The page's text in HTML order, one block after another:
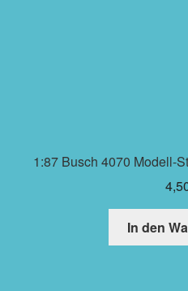
1:87 Busch 4070 Modell-
In den